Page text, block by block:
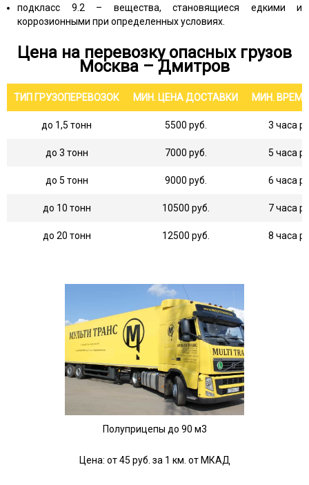
подкласс 9.2 – вещества, становящиеся едкими и
коррозионными при определенных условиях.
Цена на перевозку опасных грузов
Москва – Дмитров
ТИП ГРУЗОПЕРЕВОЗОК МИН. ЦЕНА ДОСТАВКИ МИН.
до 1,5 тонн 5500 руб. 3 часа
до 3 тонн 7000 руб. 5 часа
до 5 тонн 9000 руб. 6 часа
до 10 тонн 10500 руб. 7 часа
до 20 тонн 12500 руб. 8 часа
Полуприцепы до 90 м3
Цена: от 45 руб. за 1 км. от МКАД